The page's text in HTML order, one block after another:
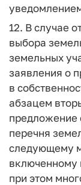
12. В случае
выбора
земельных
заявления о
в
абзацем
предложение
перечня
следующему
включенному
при этом